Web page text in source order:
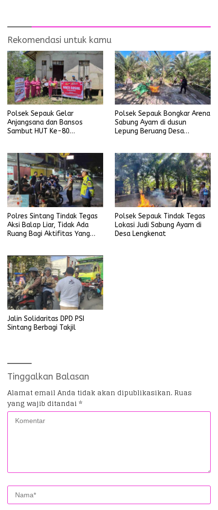
Rekomendasi untuk kamu
Polsek Sepauk Gelar
Anjangsana dan Bansos
Sambut HUT Ke-80
Polsek Sepauk Bongkar Arena
Sabung Ayam di dusun
Lepung Beruang Desa
Polres Sintang Tindak Tegas
Aksi Balap Liar, Tidak Ada
Ruang Bagi Aktifitas Yang
Polsek Sepauk Tindak Tegas
Lokasi Judi Sabung Ayam di
Desa Lengkenat
Jalin Solidaritas DPD PSI
Sintang Berbagi Takjil
Tinggalkan Balasan
Alamat email Anda tidak akan dipublikasikan. Ruas
yang wajib ditandai *